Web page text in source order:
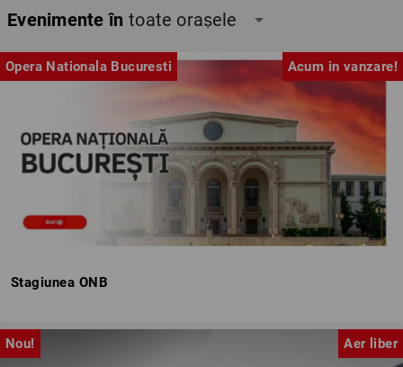
Evenimente în toate orașele arrow_drop_down
Opera Nationala Bucuresti Acum in vanzare!
Stagiunea ONB
Nou! Aer liber